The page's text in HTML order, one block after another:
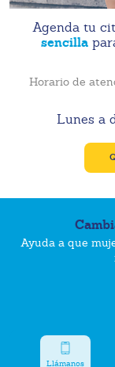
Agenda tu
sencilla
Horario de
Lunes a
Ayuda a que
Llámanos